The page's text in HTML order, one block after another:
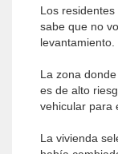
Los
sabe que no
levantamiento.
La zona
es de alto
vehicular para
La vivienda